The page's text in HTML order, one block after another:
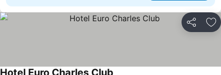
Compartir
Hotel Euro Charles Club